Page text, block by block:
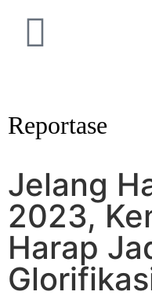
Reportase
Jelang
2023,
Harap